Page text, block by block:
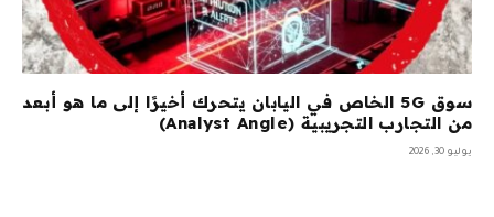
سوق 5G الخاص في اليابان يتحرك أخيرًا إلى ما هو أبعد
من التجارب التجريبية (Analyst Angle)
يوليو 30, 2026